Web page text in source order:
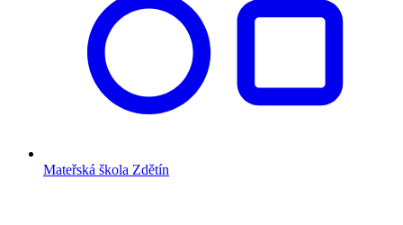
Mateřská škola Zdětín